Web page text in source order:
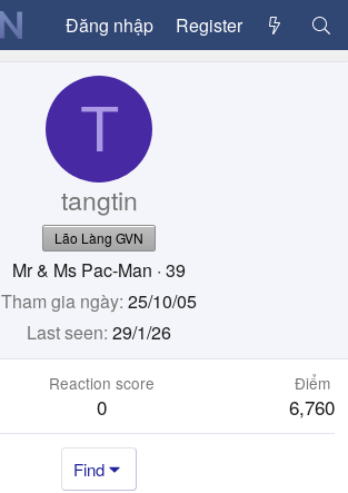
Đăng nhập Register
T
tangtin
Lão Làng GVN
Mr & Ms Pac-Man · 39
Tham gia ngày 25/10/05
Last seen 29/1/26
Reaction score
0
Điểm
6,760
Find